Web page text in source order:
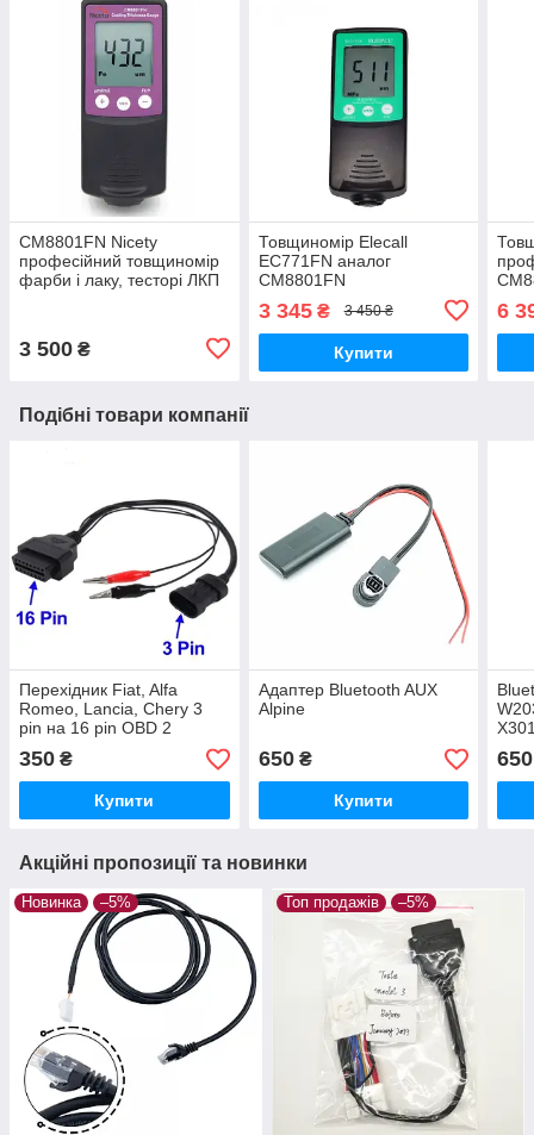
СМ8801FN Nicety
професійний товщиномір
фарби і лаку, тесторі ЛКП
3 500 ₴
Товщиномір Elecall
EC771FN аналог
СМ8801FN
3 345₴ 3 450 ₴
Купити
6
Подібні товари компанії
Перехідник Fiat, Alfa
Romeo, Lancia, Chery 3
pin на 16 pin OBD 2
350 ₴
Купити
Адаптер Bluetooth AUX
Alpine
650₴
Купити
650
Акційні пропозиції та новинки
Новинка –5% Топ продажів –5%